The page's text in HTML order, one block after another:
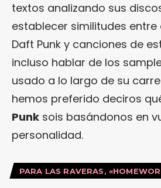
textos analizando sus
establecer similitudes
Daft Punk y canciones de
incluso hablar de los
usado a lo largo de su
hemos preferido deciros
Punk sois basándonos en
personalidad.
PARA LAS RAVERAS,